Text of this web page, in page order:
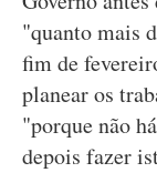
"quanto mais
fim de
planear os
"porque não
depois fazer